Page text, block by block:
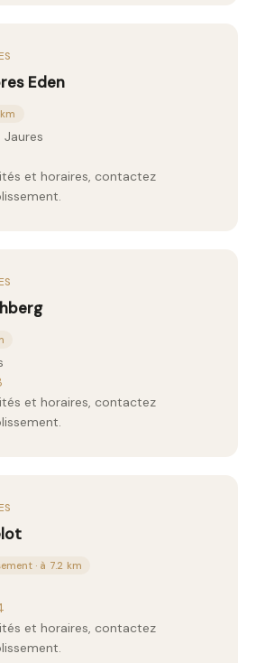
Eden
Jaures
et horaires, contactez
et horaires, contactez
· à 7.2 km
et horaires, contactez